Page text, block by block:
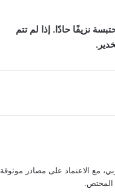
نزيفًا حادًا. إذا لم تتم
مع الاعتماد على مصادر موثوقة
المختص.